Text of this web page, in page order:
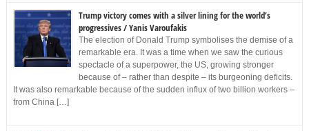
Trump victory comes with a silver lining for the world’s
progressives / Yanis Varoufakis
The election of Donald Trump symbolises the demise of a
remarkable era. It was a time when we saw the curious
spectacle of a superpower, the US, growing stronger
because of – rather than despite – its burgeoning deficits.
It was also remarkable because of the sudden influx of two billion workers –
from China […]